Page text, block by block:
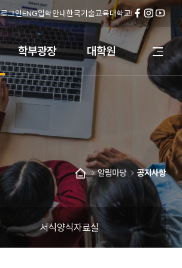
로그인ENG입학안내한국기술교육대학교
페
스
북
인
스
타
그
램
유
브
학부광장 대학원
전
체
메
뉴
열
홈
알림마당 공지사항
서식양식자료실